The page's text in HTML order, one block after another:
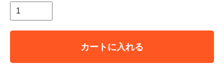
カートに入れる